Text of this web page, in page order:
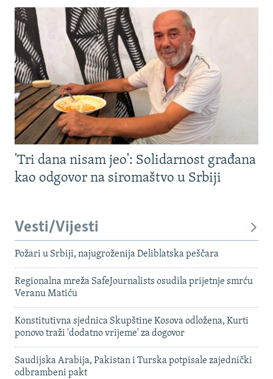
'Tri dana nisam jeo': Solidarnost građana
kao odgovor na siromaštvo u Srbiji
Vesti/Vijesti
Požari u Srbiji, najugroženija Deliblatska peščara
Regionalna mreža SafeJournalists osudila prijetnje smrću
Veranu Matiću
Konstitutivna sjednica Skupštine Kosova odložena, Kurti
ponovo traži 'dodatno vrijeme' za dogovor
Saudijska Arabija, Pakistan i Turska potpisale zajednički
odbrambeni pakt